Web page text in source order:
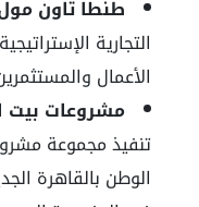
طنطا تاون
التجارية
الأعمال
مشروعات بيت
تنفيذ مجموعة
الوطن بالقاهرة